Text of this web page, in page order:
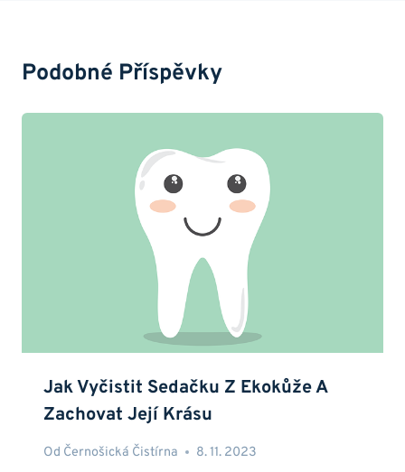
Podobné Příspěvky
Jak Vyčistit Sedačku Z Ekokůže A
Zachovat Její Krásu
Od Černošická Čistírna 8. 11. 2023